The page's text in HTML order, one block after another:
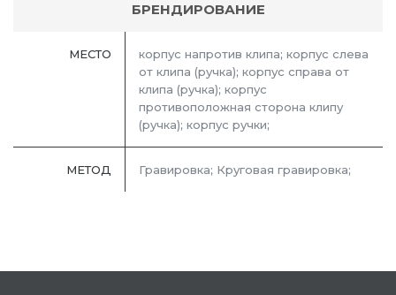
БРЕНДИРОВАНИЕ
МЕСТО
корпус напротив клипа; корпус слева
от клипа (ручка); корпус справа от
клипа (ручка); корпус
противоположная сторона клипу
(ручка); корпус ручки;
МЕТОД Гравировка; Круговая гравировка;